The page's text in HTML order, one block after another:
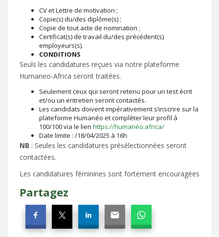
CV et Lettre de motivation ;
Copie(s) du/des diplôme(s) ;
Copie de tout acte de nomination ;
Certificat(s) de travail du/des précédent(s)
employeurs(s).
CONDITIONS
Seuls les candidatures reçues via notre plateforme
Humaneo-Africa seront traitées.
Seulement ceux qui seront retenu pour un test écrit
et/ou un entretien seront contactés.
Les candidats doivent impérativement s’inscrire sur la
plateforme Humanéo et compléter leur profil à
100/100 via le lien https://humanéo.africa/
Date limite : /18/04/2025 à 16h
NB : Seules les candidatures présélectionnées seront
contactées.
Les candidatures féminines sont fortement encouragées
Partagez